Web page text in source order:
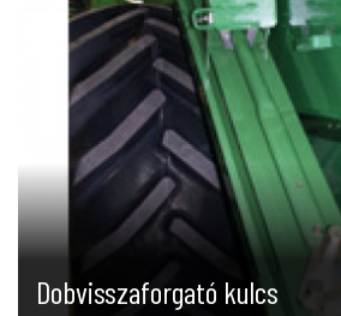
Dobvisszaforgató kulcs